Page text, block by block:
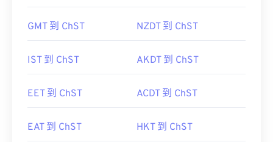
GMT 到 ChST NZDT 到 ChST
IST 到 ChST AKDT 到 ChST
EET 到 ChST ACDT 到 ChST
EAT 到 ChST HKT 到 ChST